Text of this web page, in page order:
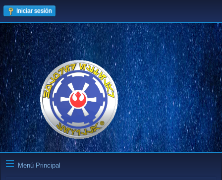
Iniciar sesión
Menú Principal